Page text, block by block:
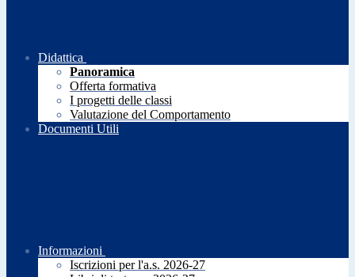
Didattica
Panoramica
Offerta formativa
I progetti delle classi
Valutazione del Comportamento
Documenti Utili
Informazioni
Iscrizioni per l'a.s. 2026-27